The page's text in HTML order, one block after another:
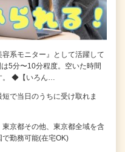
系モニター』として活躍して
5分〜10分程度。空いた時間
。 ◆【いろん…
で当日のうちに受け取れま
京都その他、東京都全域を含
勤務可能(在宅OK)